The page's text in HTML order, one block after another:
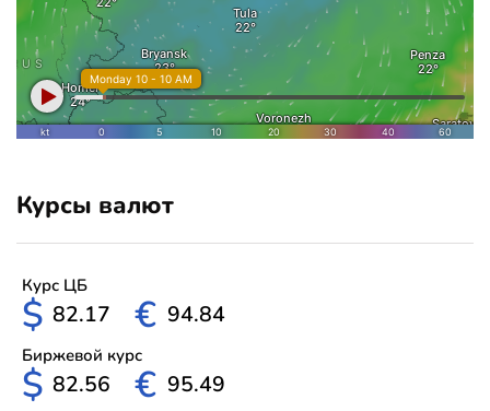
Курсы валют
Курс ЦБ
$ 82.17 € 94.84
Биржевой курс
$ 82.56 € 95.49